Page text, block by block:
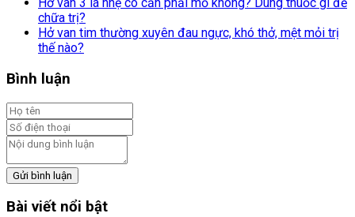
Hở van 3 lá nhẹ có cần phải mổ không? Dùng thuốc gì để
chữa trị?
Hở van tim thường xuyên đau ngực, khó thở, mệt mỏi trị
thế nào?
Bình luận
Gửi bình luận
Bài viết nổi bật